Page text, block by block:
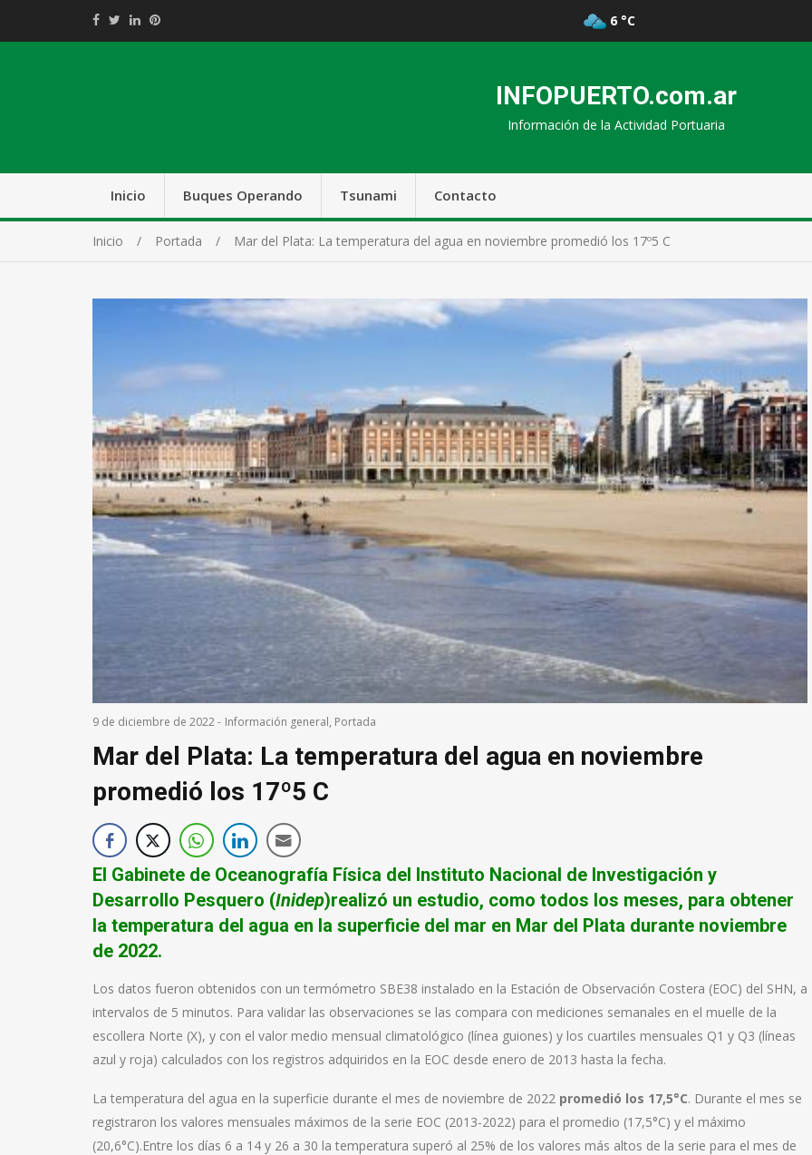
6 °C
INFOPUERTO.com.ar
Información de la Actividad Portuaria
Inicio Buques Operando Tsunami Contacto
Inicio Portada Mar del Plata: La temperatura del agua en noviembre promedió los 17º5 C
9 de diciembre de 2022- Información general, Portada
Mar del Plata: La temperatura del agua en noviembre
promedió los 17º5 C
El Gabinete de Oceanografía Física del Instituto Nacional de Investigación y
Desarrollo Pesquero (Inidep)realizó un estudio, como todos los meses, para obtener
la temperatura del agua en la superficie del mar en Mar del Plata durante noviembre
de 2022.
Los datos fueron obtenidos con un termómetro SBE38 instalado en la Estación de Observación Costera (EOC) del SHN, a
intervalos de 5 minutos. Para validar las observaciones se las compara con mediciones semanales en el muelle de la
escollera Norte (X), y con el valor medio mensual climatológico (línea guiones) y los cuartiles mensuales Q1 y Q3 (líneas
azul y roja) calculados con los registros adquiridos en la EOC desde enero de 2013 hasta la fecha.
La temperatura del agua en la superficie durante el mes de noviembre de 2022 promedió los 17,5°C. Durante el mes se
registraron los valores mensuales máximos de la serie EOC (2013-2022) para el promedio (17,5°C) y el máximo
(20,6°C).Entre los días 6 a 14 y 26 a 30 la temperatura superó al 25% de los valores más altos de la serie para el mes de